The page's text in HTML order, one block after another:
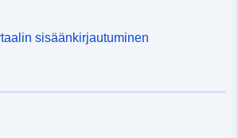
sisäänkirjautuminen